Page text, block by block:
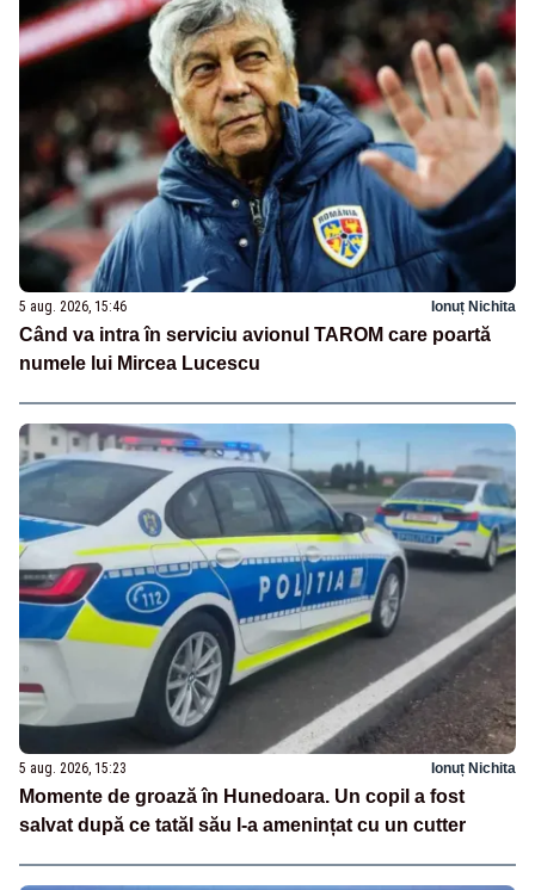
5 aug. 2026, 15:46 Ionuț Nichita
Când va intra în serviciu avionul TAROM care poartă
numele lui Mircea Lucescu
5 aug. 2026, 15:23 Ionuț Nichita
Momente de groază în Hunedoara. Un copil a fost
salvat după ce tatăl său l-a amenințat cu un cutter